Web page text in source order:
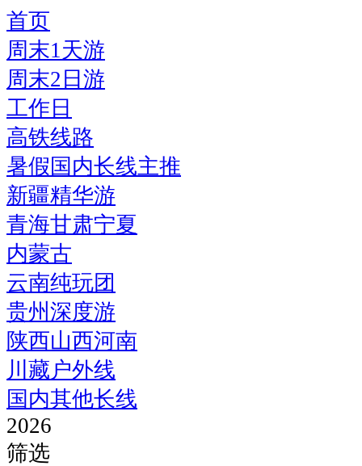
首页
周末1天游
周末2日游
工作日
高铁线路
暑假国内长线主推
新疆精华游
青海甘肃宁夏
内蒙古
云南纯玩团
贵州深度游
陕西山西河南
川藏户外线
国内其他长线
2026
筛选